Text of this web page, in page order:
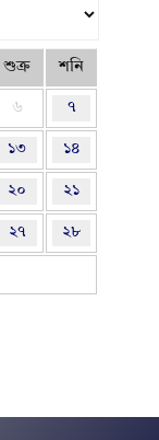
শুক্র শনি
৬ ৭
১৩ ১৪
২০ ২১
২৭ ২৮